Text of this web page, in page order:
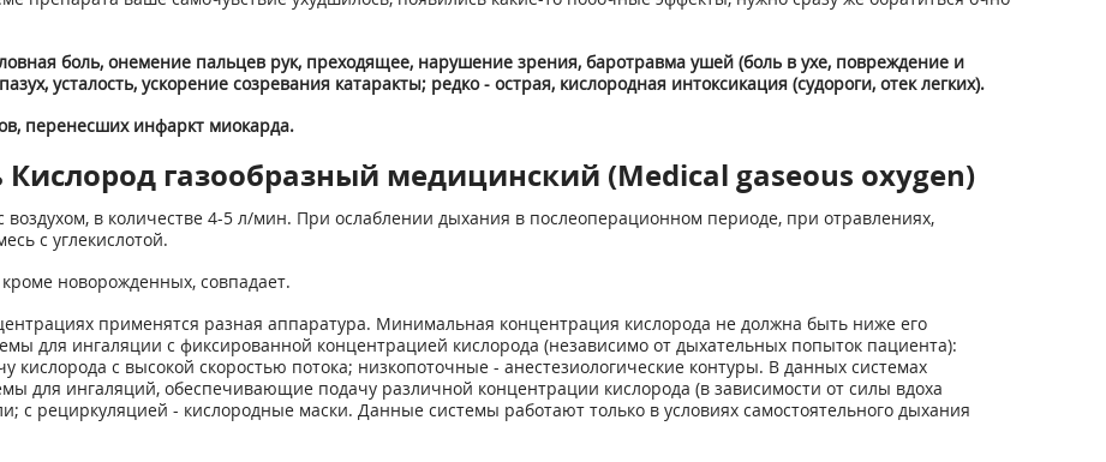
боль, онемение пальцев рук, преходящее, нарушение зрения, баротравма ушей (боль в ухе, повреждение и
усталость, ускорение созревания катаракты; редко - острая, кислородная интоксикация (судороги, отек легких).
перенесших инфаркт миокарда.
газообразный медицинский (Medical gaseous oxygen)
в количестве 4-5 л/мин. При ослаблении дыхания в послеоперационном периоде, при отравлениях,
с углекислотой.
новорожденных, совпадает.
применятся разная аппаратура. Минимальная концентрация кислорода не должна быть ниже его
для ингаляции с фиксированной концентрацией кислорода (независимо от дыхательных попыток пациента):
с высокой скоростью потока; низкопоточные - анестезиологические контуры. В данных системах
для ингаляций, обеспечивающие подачу различной концентрации кислорода (в зависимости от силы вдоха
с рециркуляцией - кислородные маски. Данные системы работают только в условиях самостоятельного дыхания